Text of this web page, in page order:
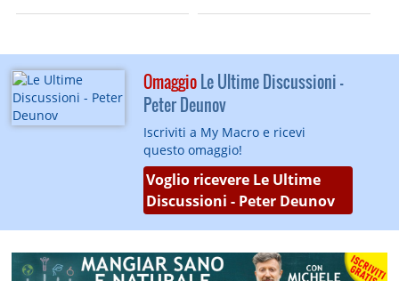
OmaggioLe Ultime Discussioni -
Peter Deunov
Iscriviti a My Macro e ricevi
questo omaggio!
Voglio ricevere Le Ultime
Discussioni - Peter Deunov